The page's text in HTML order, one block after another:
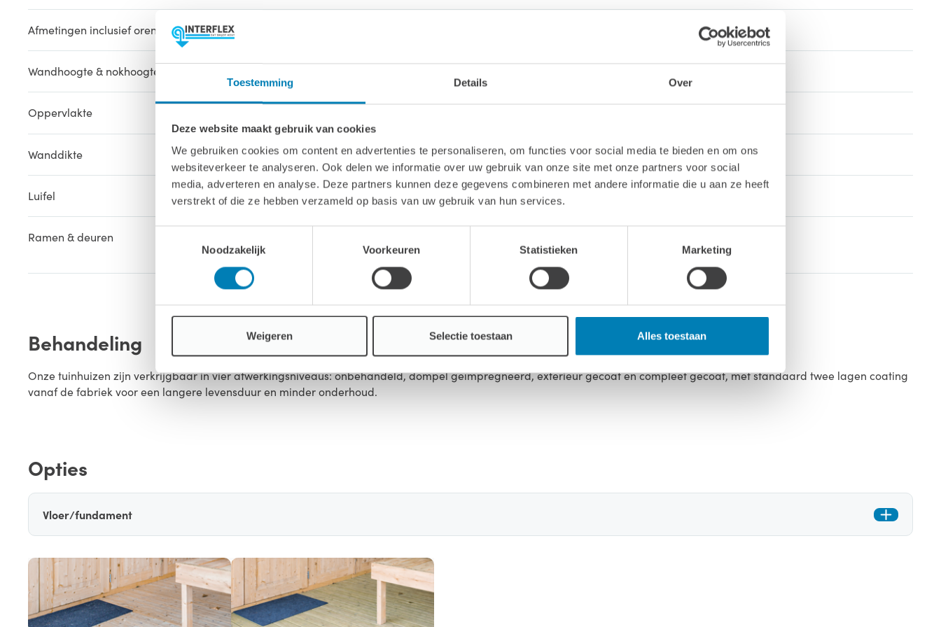
Toestemming Details Over
Deze website maakt gebruik van cookies
We gebruiken cookies om content en advertenties te personaliseren, om functies voor social media te bieden en om ons
websiteverkeer te analyseren. Ook delen we informatie over uw gebruik van onze site met onze partners voor social
media, adverteren en analyse. Deze partners kunnen deze gegevens combineren met andere informatie die u aan ze heeft
verstrekt of die ze hebben verzameld op basis van uw gebruik van hun services.
Noodzakelijk
Voorkeuren Statistieken Marketing
Weigeren Selectie toestaan Alles toestaan
Afmetingen inclusief oren (bxl)
Wandhoogte & nokhoogte
Oppervlakte
Wanddikte 40 mm
Luifel 247 cm
Ramen & deuren
2x Groot klapraam: 90 x 126 cm
Behandeling
Onze tuinhuizen zijn verkrijgbaar in vier afwerkingsniveaus: onbehandeld, dompel geïmpregneerd, exterieur gecoat en compleet gecoat, met standaard twee lagen coating
vanaf de fabriek voor een langere levensduur en minder onderhoud.
Opties
Vloer/fundament